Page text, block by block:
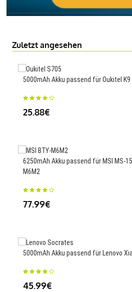
Zuletzt angesehen
5000mAh Akku passend für Oukitel K9
25.88€
6250mAh Akku passend für MSI MS-
M6M2
77.99€
5000mAh Akku passend für Lenovo
45.99€